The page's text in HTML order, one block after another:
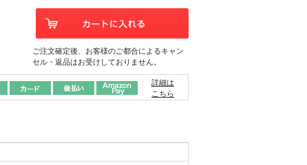
ご注文確定後、お客様のご都合によるキャン
セル・返品はお受けしておりません。
詳細は
こちら